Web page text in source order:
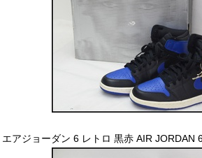
エアジョーダン 6 レトロ 黒赤 AIR JORDAN